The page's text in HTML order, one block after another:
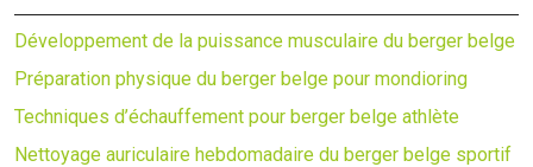
Développement de la puissance musculaire du berger belge
Préparation physique du berger belge pour mondioring
Techniques d’échauffement pour berger belge athlète
Nettoyage auriculaire hebdomadaire du berger belge sportif